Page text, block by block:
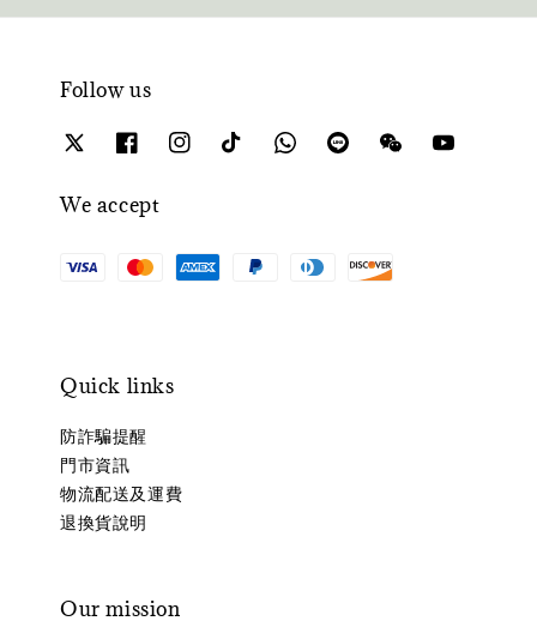
Follow us
We accept
Quick links
防詐騙提醒
門市資訊
物流配送及運費
退換貨說明
Our mission